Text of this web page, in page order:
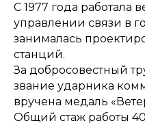
С 1977 года
управлении связи в
занималась
станций.
За добросовестный
звание ударника
вручена медаль
Общий стаж работы 40